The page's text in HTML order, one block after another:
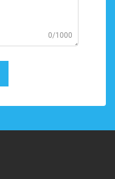
0/1000